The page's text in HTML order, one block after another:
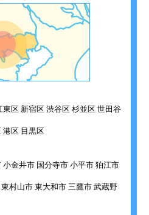
東区 新宿区 渋谷区 杉並区 世田谷
港区 目黒区
金井市 国分寺市 小平市 狛江市
村山市 東大和市 三鷹市 武蔵野